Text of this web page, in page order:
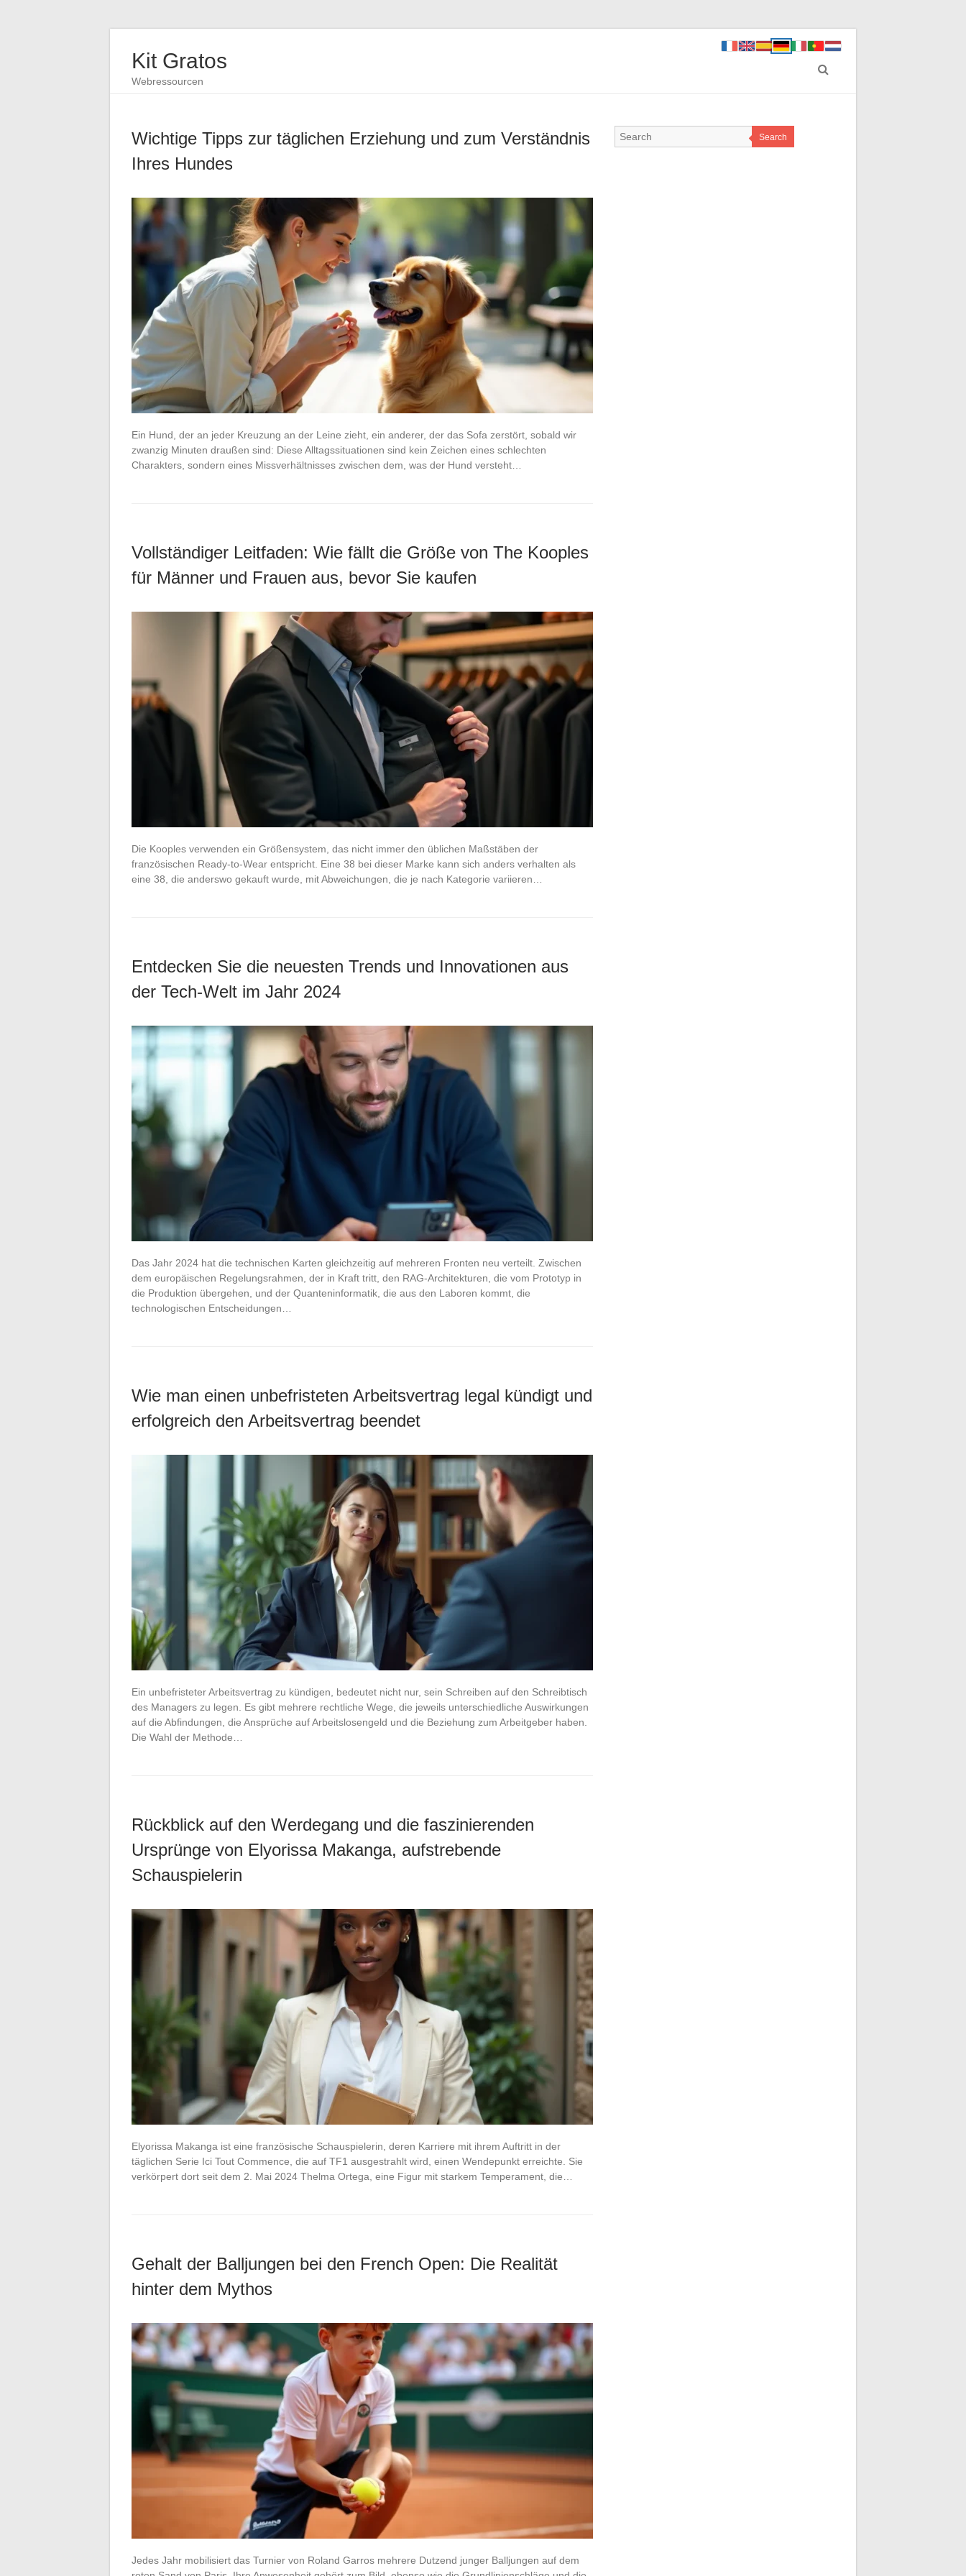
Kit Gratos
Webressourcen
Wichtige Tipps zur täglichen Erziehung und zum Verständnis
Ihres Hundes
Ein Hund, der an jeder Kreuzung an der Leine zieht, ein anderer, der das Sofa zerstört, sobald wir
zwanzig Minuten draußen sind: Diese Alltagssituationen sind kein Zeichen eines schlechten
Charakters, sondern eines Missverhältnisses zwischen dem, was der Hund versteht…
Vollständiger Leitfaden: Wie fällt die Größe von The Kooples
für Männer und Frauen aus, bevor Sie kaufen
Die Kooples verwenden ein Größensystem, das nicht immer den üblichen Maßstäben der
französischen Ready-to-Wear entspricht. Eine 38 bei dieser Marke kann sich anders verhalten als
eine 38, die anderswo gekauft wurde, mit Abweichungen, die je nach Kategorie variieren…
Entdecken Sie die neuesten Trends und Innovationen aus
der Tech-Welt im Jahr 2024
Das Jahr 2024 hat die technischen Karten gleichzeitig auf mehreren Fronten neu verteilt. Zwischen
dem europäischen Regelungsrahmen, der in Kraft tritt, den RAG-Architekturen, die vom Prototyp in
die Produktion übergehen, und der Quanteninformatik, die aus den Laboren kommt, die
technologischen Entscheidungen…
Wie man einen unbefristeten Arbeitsvertrag legal kündigt und
erfolgreich den Arbeitsvertrag beendet
Ein unbefristeter Arbeitsvertrag zu kündigen, bedeutet nicht nur, sein Schreiben auf den Schreibtisch
des Managers zu legen. Es gibt mehrere rechtliche Wege, die jeweils unterschiedliche Auswirkungen
auf die Abfindungen, die Ansprüche auf Arbeitslosengeld und die Beziehung zum Arbeitgeber haben.
Die Wahl der Methode…
Rückblick auf den Werdegang und die faszinierenden
Ursprünge von Elyorissa Makanga, aufstrebende
Schauspielerin
Elyorissa Makanga ist eine französische Schauspielerin, deren Karriere mit ihrem Auftritt in der
täglichen Serie Ici Tout Commence, die auf TF1 ausgestrahlt wird, einen Wendepunkt erreichte. Sie
verkörpert dort seit dem 2. Mai 2024 Thelma Ortega, eine Figur mit starkem Temperament, die…
Gehalt der Balljungen bei den French Open: Die Realität
hinter dem Mythos
Jedes Jahr mobilisiert das Turnier von Roland Garros mehrere Dutzend junger Balljungen auf dem
Search